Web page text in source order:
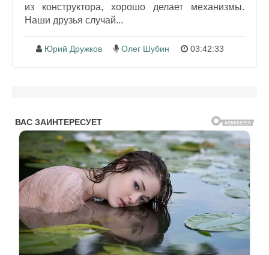
из конструктора, хорошо делает механизмы.
Наши друзья случай...
Юрий Дружков Олег Шубин 03:42:33